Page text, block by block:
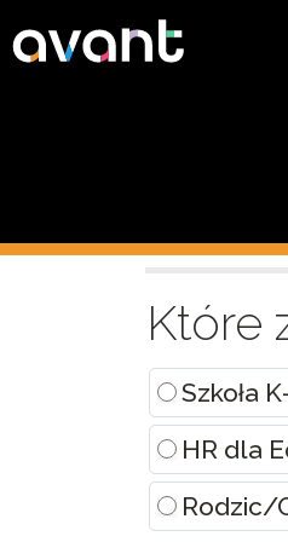
Skip to main content
a
Quote
Które
Szkoła
HR dla
Rodzic/